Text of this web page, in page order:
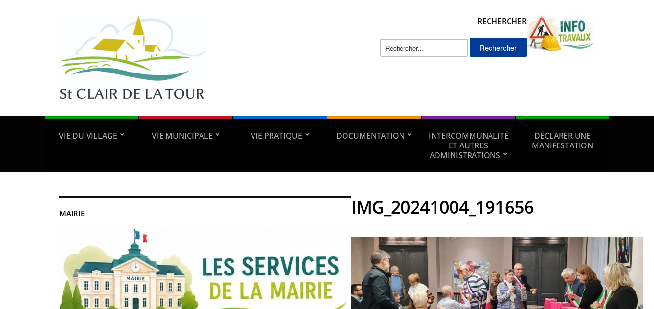
RECHERCHER
Rechercher :
VIE DU VILLAGE VIE MUNICIPALE VIE PRATIQUE DOCUMENTATION
INTERCOMMUNALITÉ
ET AUTRES
ADMINISTRATIONS
DÉCLARER UNE
MANIFESTATION
MAIRIE IMG_20241004_191656